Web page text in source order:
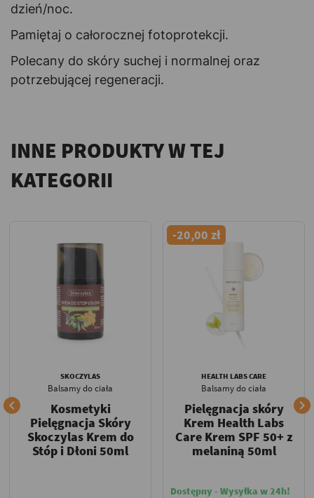
dzień/noc.
Pamiętaj o całorocznej fotoprotekcji.
Polecany do skóry suchej i normalnej oraz
potrzebującej regeneracji.
INNE PRODUKTY W TEJ
KATEGORII

SKOCZYLAS
Balsamy do ciała
Kosmetyki
Pielęgnacja Skóry
Skoczylas Krem do
Stóp i Dłoni 50ml
-20,00 zł
HEALTH LABS CARE
Balsamy do ciała
Pielęgnacja skóry
Krem Health Labs
Care Krem SPF 50+ z
melaniną 50ml
Dostępny - Wysyłka w 24h!
